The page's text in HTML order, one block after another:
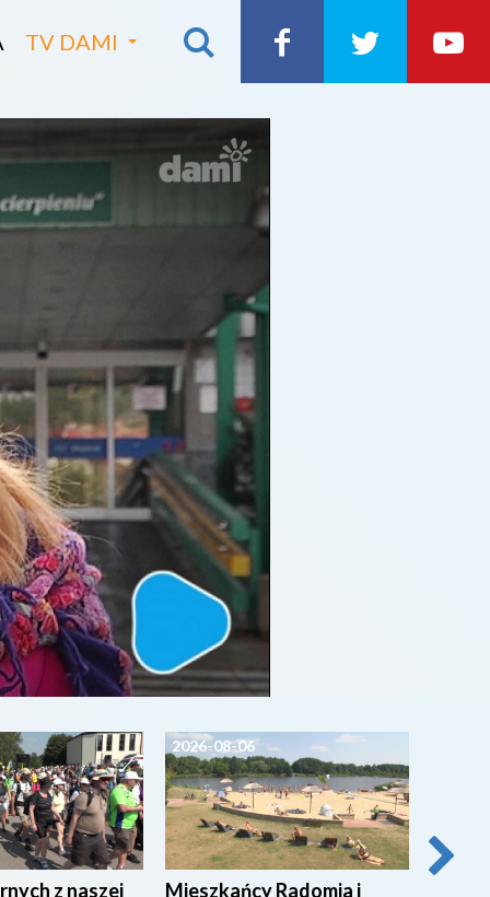
TV DAMI
z naszej
2026-08-06
Mieszkańcy Radomia i